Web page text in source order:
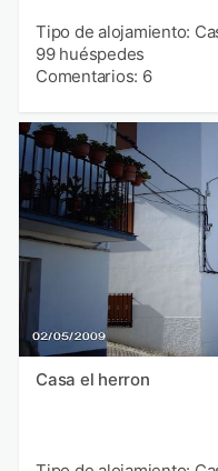
Tipo de alojamiento:
99 huéspedes
Comentarios: 6
Casa el herron